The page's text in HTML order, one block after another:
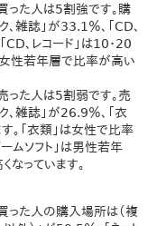
った人は5割強です。購
、雑誌」が33.1％、「CD、
CD、レコード」は10・20
女性若年層で比率が高い
った人は5割弱です。売
、雑誌」が26.9％、「衣
。「衣類」は女性で比率
ムソフト」は男性若年
なっています。
った人の購入場所は（複